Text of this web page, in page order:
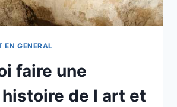
EN GENERAL
faire une
de l art et